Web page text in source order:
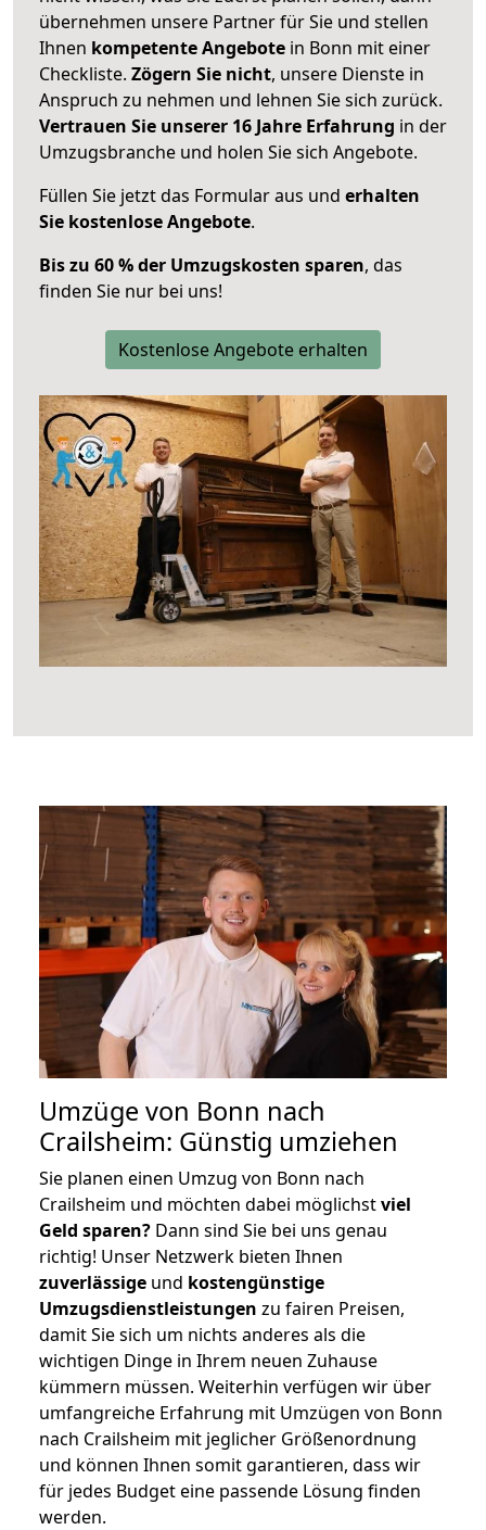
übernehmen unsere Partner für Sie und stellen
Ihnen kompetente Angebote in Bonn mit einer
Checkliste. Zögern Sie nicht, unsere Dienste in
Anspruch zu nehmen und lehnen Sie sich zurück.
Vertrauen Sie unserer 16 Jahre Erfahrung in der
Umzugsbranche und holen Sie sich Angebote.
Füllen Sie jetzt das Formular aus und erhalten
Sie kostenlose Angebote.
Bis zu 60 % der Umzugskosten sparen, das
finden Sie nur bei uns!
Kostenlose Angebote erhalten
Umzüge von Bonn nach
Crailsheim: Günstig umziehen
Sie planen einen Umzug von Bonn nach
Crailsheim und möchten dabei möglichstviel
Geld sparen? Dann sind Sie bei uns genau
richtig! Unser Netzwerk bieten Ihnen
zuverlässige und kostengünstige
Umzugsdienstleistungen zu fairen Preisen,
damit Sie sich um nichts anderes als die
wichtigen Dinge in Ihrem neuen Zuhause
kümmern müssen. Weiterhin verfügen wir über
umfangreiche Erfahrung mit Umzügen von Bonn
nach Crailsheim mit jeglicher Größenordnung
und können Ihnen somit garantieren, dass wir
für jedes Budget eine passende Lösung finden
werden.